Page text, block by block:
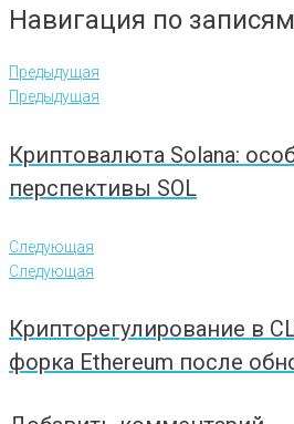
Навигация по записям
Предыдущая
Предыдущая
Криптовалюта Solana:
перспективы SOL
Следующая
Следующая
Крипторегулирование в
форка Ethereum после